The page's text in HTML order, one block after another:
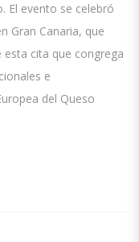
El evento se celebró
Gran Canaria, que
cita que congrega
e
del Queso